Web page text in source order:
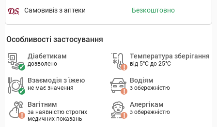
Самовивіз з аптеки Безкоштовно
Особливості застосування
Діабетикам
дозволено
Температура зберігання
від 5°C до 25°C
Взаємодія з їжею
не має значення
Водіям
з обережністю
Вагітним
за наявністю строгих
медичних показань
Алергікам
з обережністю